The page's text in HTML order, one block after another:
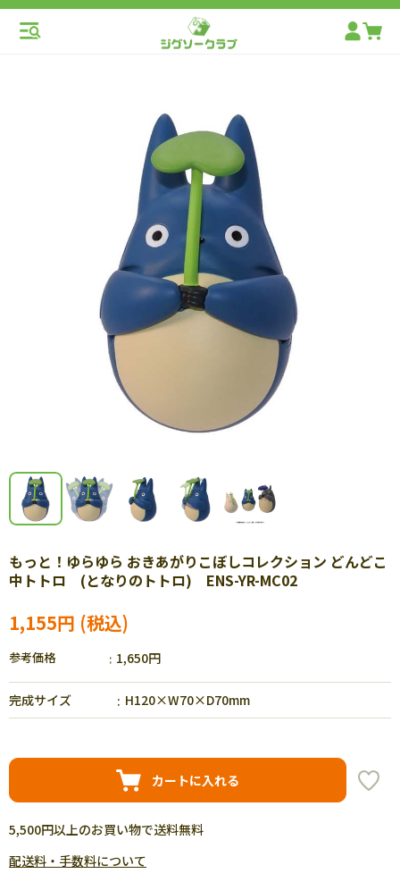
もっと！ゆらゆら おきあがりこぼしコレクション どんどこ
中トトロ (となりのトトロ) ENS-YR-MC02
1,155円
参考価格 1,650円
完成サイズ H120×W70×D70mm
カートに入れる
5,500円以上のお買い物で送料無料
配送料・手数料について